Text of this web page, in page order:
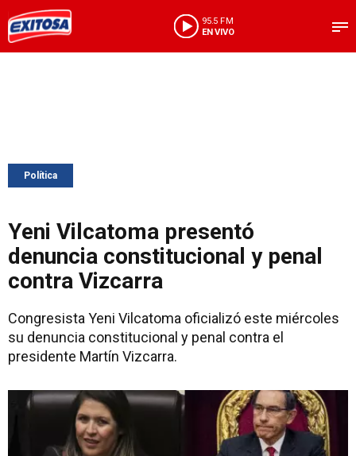
95.5 FM
EN VIVO
Política
Yeni Vilcatoma presentó
denuncia constitucional y penal
contra Vizcarra
Congresista Yeni Vilcatoma oficializó este miércoles
su denuncia constitucional y penal contra el
presidente Martín Vizcarra.